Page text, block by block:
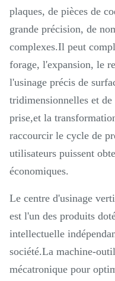
plaques, de pièces de
grande précision, de
complexes.Il peut
forage, l'expansion, le
l'usinage précis de
tridimensionnelles et de
prise,et la
raccourcir le cycle de
utilisateurs puissent
économiques.
Le centre d'usinage
est l'un des produits
intellectuelle
société.La machine-
mécatronique pour